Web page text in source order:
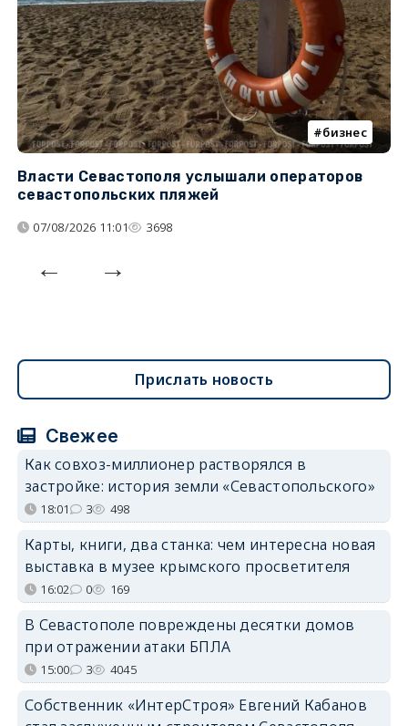
бизнес
Власти Севастополя услышали операторов
севастопольских пляжей
07/08/2026 11:01 3698
Прислать новость
Свежее
Как совхоз-миллионер растворялся в
застройке: история земли «Севастопольского»
18:01 3 498
Карты, книги, два станка: чем интересна новая
выставка в музее крымского просветителя
16:02 0 169
В Севастополе повреждены десятки домов
при отражении атаки БПЛА
15:00 3 4045
Собственник «ИнтерСтроя» Евгений Кабанов